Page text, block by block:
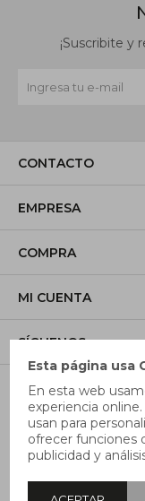
Esta página usa
En esta web
experiencia
usan para
ofrecer funciones
publicidad y
CONTACTO
EMPRESA
COMPRA
MI CUENTA
SÍGUENOS
¡Suscribite y